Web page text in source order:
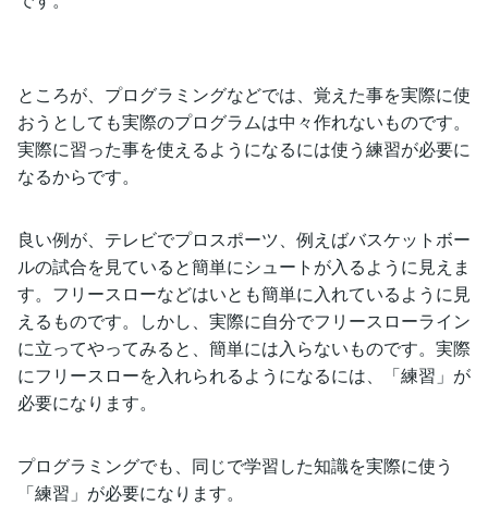
ところが、プログラミングなどでは、覚えた事を実際に使
おうとしても実際のプログラムは中々作れないものです。
実際に習った事を使えるようになるには使う練習が必要に
なるからです。
良い例が、テレビでプロスポーツ、例えばバスケットボー
ルの試合を見ていると簡単にシュートが入るように見えま
す。フリースローなどはいとも簡単に入れているように見
えるものです。しかし、実際に自分でフリースローライン
に立ってやってみると、簡単には入らないものです。実際
にフリースローを入れられるようになるには、「練習」が
必要になります。
プログラミングでも、同じで学習した知識を実際に使う
「練習」が必要になります。